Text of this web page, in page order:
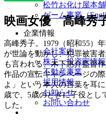
松竹お化け屋本舗
ゲーム事業（
企業情報
会社案内
株主・投資家情
不動産事業
採用情報
お知らせ
お問い合わせ
映画女優 高峰秀
高峰秀子。1979（昭和55）
が世論を動かし、犯罪被害
も言われる、木下惠介監督
作品の宣伝キャンページの
よ」という本人の言葉を耳
歳で、5歳のときに子役とし
した。